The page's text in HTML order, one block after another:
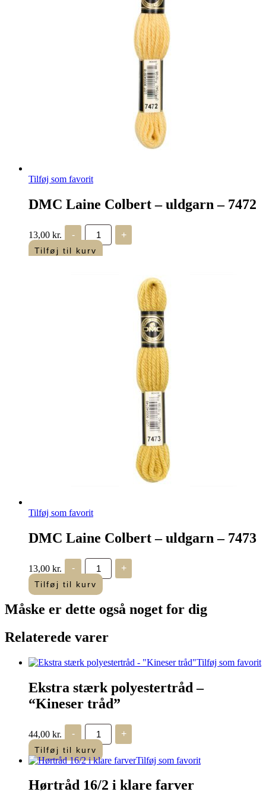
Tilføj som favorit
DMC Laine Colbert – uldgarn – 7472
13,00 kr. -
DMC
Laine
Colbert
-
+
Tilføj til kurv
Tilføj som favorit
DMC Laine Colbert – uldgarn – 7473
13,00 kr. -
DMC
Laine
Colbert
-
-
+
Tilføj til kurv
Måske er dette også noget for dig
Relaterede varer
Tilføj som favorit
Ekstra stærk polyestertråd –
“Kineser tråd”
44,00 kr. -
Ekstra
stærk
polyestertråd
-
"Kineser
antal
+
Tilføj til kurv
Tilføj som favorit
Hørtråd 16/2 i klare farver